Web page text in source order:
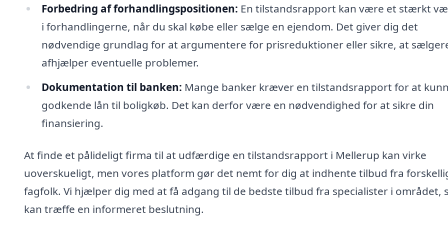
Forbedring af forhandlingspositionen: En tilstandsrapport kan være et stærkt
i forhandlingerne, når du skal købe eller sælge en ejendom. Det giver dig det
nødvendige grundlag for at argumentere for prisreduktioner eller sikre, at
afhjælper eventuelle problemer.
Dokumentation til banken: Mange banker kræver en tilstandsrapport for at
godkende lån til boligkøb. Det kan derfor være en nødvendighed for at sikre din
finansiering.
At finde et pålideligt firma til at udfærdige en tilstandsrapport i Mellerup kan virke
uoverskueligt, men vores platform gør det nemt for dig at indhente tilbud fra
fagfolk. Vi hjælper dig med at få adgang til de bedste tilbud fra specialister i området,
kan træffe en informeret beslutning.